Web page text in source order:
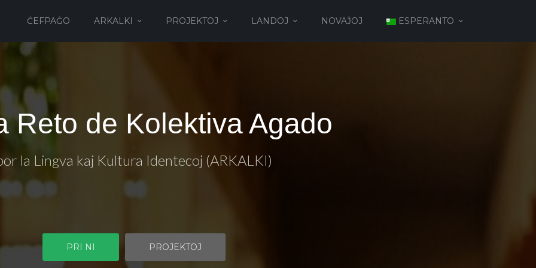
ĈEFPAĜO ARKALKI PROJEKTOJ LANDOJ NOVAĴOJ ESPERANTO
Reto de Kolektiva Agado
la Lingva kaj Kultura Identecoj (ARKALKI)
PRI NI PROJEKTOJ